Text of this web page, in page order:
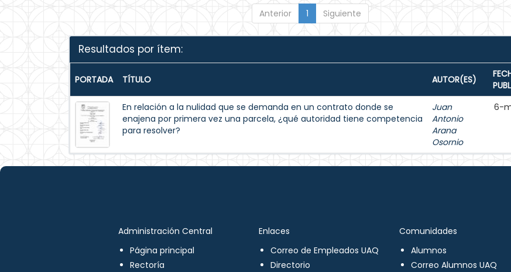
Anterior 1 Siguiente
Resultados por ítem:
PORTADA TÍTULO AUTOR(ES)
En relación a la nulidad que se demanda en un contrato donde se
enajena por primera vez una parcela, ¿qué autoridad tiene competencia
para resolver?
Juan
Antonio
Arana
Osornio
6-
Administración Central
Página principal
Rectoría
Enlaces
Correo de Empleados UAQ
Directorio
Comunidades
Alumnos
Correo Alumnos UAQ